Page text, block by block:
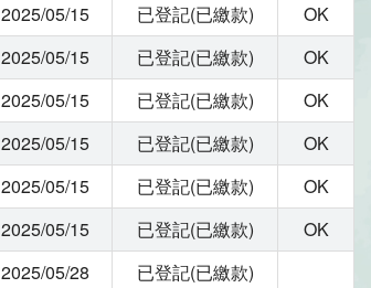
2025/05/15 已登記(已繳款)
OK
2025/05/15 已登記(已繳款)
OK
2025/05/15 已登記(已繳款)
OK
2025/05/15 已登記(已繳款)
OK
2025/05/15 已登記(已繳款)
OK
2025/05/15 已登記(已繳款)
OK
2025/05/28
已登記(已繳款)